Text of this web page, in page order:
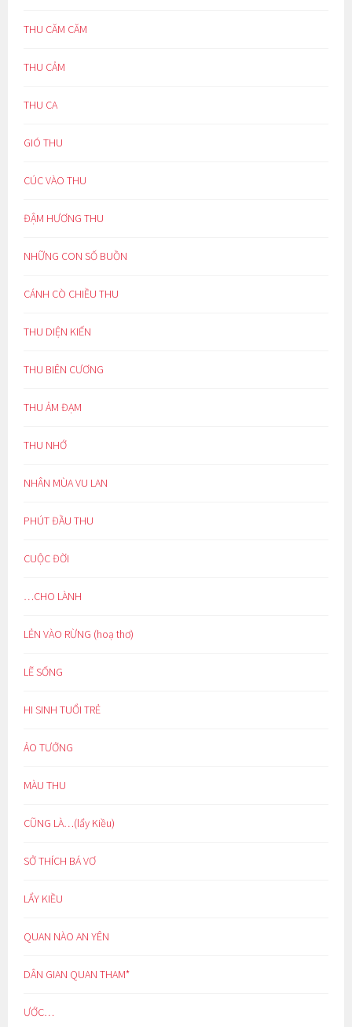
THU CĂM CĂM
THU CẢM
THU CA
GIÓ THU
CÚC VÀO THU
ĐẬM HƯƠNG THU
NHỮNG CON SỐ BUỒN
CÁNH CÒ CHIỀU THU
THU DIỆN KIẾN
THU BIÊN CƯƠNG
THU ẢM ĐẠM
THU NHỚ
NHÂN MÙA VU LAN
PHÚT ĐẦU THU
CUỘC ĐỜI
…CHO LÀNH
LẺN VÀO RỪNG (hoạ thơ)
LẼ SỐNG
HI SINH TUỔI TRẺ
ẢO TƯỞNG
MÀU THU
CŨNG LÀ…(lẩy Kiều)
SỞ THÍCH BÁ VƠ
LẨY KIỀU
QUAN NÀO AN YÊN
DÂN GIAN QUAN THAM*
ƯỚC…